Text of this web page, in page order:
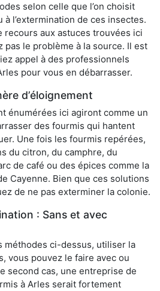
selon celle que l’on choisit
à l’extermination de ces insectes.
recours aux astuces trouvées ici
pas le problème à la source. Il est
appel à des professionnels
pour vous en débarrasser.
d’éloignement
énumérées ici agiront comme un
des fourmis qui hantent
Une fois les fourmis repérées,
du citron, du camphre, du
de café ou des épices comme la
Cayenne. Bien que ces solutions
de ne pas exterminer la colonie.
: Sans et avec
méthodes ci-dessus, utiliser la
vous pouvez le faire avec ou
second cas, une entreprise de
à Arles serait fortement